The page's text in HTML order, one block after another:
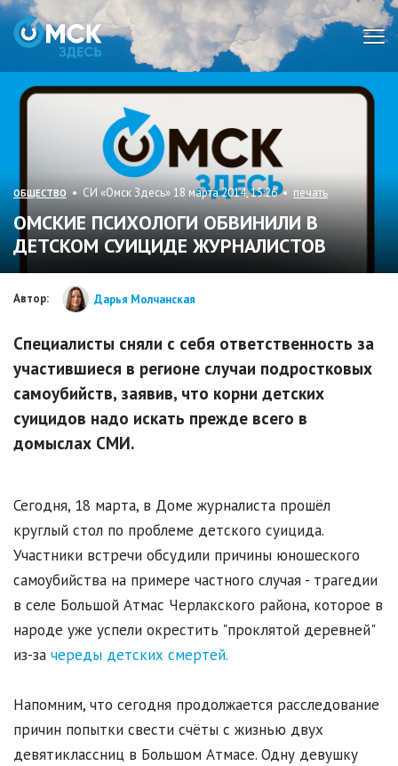
ОБЩЕСТВО • СИ «Омск Здесь» 18 марта 2014, 15:26 • печать
ОМСКИЕ ПСИХОЛОГИ ОБВИНИЛИ В
ДЕТСКОМ СУИЦИДЕ ЖУРНАЛИСТОВ
Автор: Дарья Молчанская
Специалисты сняли с себя ответственность за
участившиеся в регионе случаи подростковых
самоубийств, заявив, что корни детских
суицидов надо искать прежде всего в
домыслах СМИ.
Сегодня, 18 марта, в Доме журналиста прошёл
круглый стол по проблеме детского суицида.
Участники встречи обсудили причины юношеского
самоубийства на примере частного случая - трагедии
в селе Большой Атмас Черлакского района, которое в
народе уже успели окрестить "проклятой деревней"
из-за череды детских смертей.
Напомним, что сегодня продолжается расследование
причин попытки свести счёты с жизнью двух
девятиклассниц в Большом Атмасе. Одну девушку